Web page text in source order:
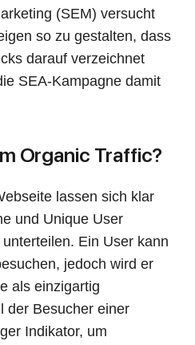
(SEM) versucht
so zu gestalten, dass
darauf verzeichnet
SEA-Kampagne damit
Organic Traffic?
lassen sich klar
und Unique User
Ein User kann
jedoch wird er
als einzigartig
der Besucher einer
Indikator, um